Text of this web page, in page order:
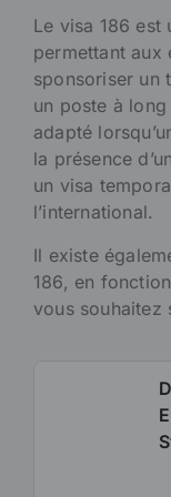
Le visa 186 est
permettant aux
sponsoriser un
un poste à
adapté
la présence
un visa
l’international.
Il existe
186, en
vous souhaitez